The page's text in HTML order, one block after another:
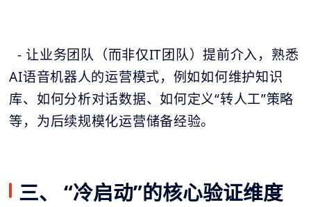
- 让业务团队（而非仅IT团队）提前介入，熟悉
AI语音机器人的运营模式，例如如何维护知识
库、如何分析对话数据、如何定义“转人工”策略
等，为后续规模化运营储备经验。
三、 “冷启动”的核心验证维度